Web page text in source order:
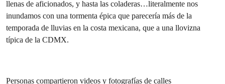
llenas de aficionados, y hasta las coladeras…literalmente nos
inundamos con una tormenta épica que parecería más de la
temporada de lluvias en la costa mexicana, que a una llovizna
típica de la CDMX.
Personas compartieron videos y fotografías de calles